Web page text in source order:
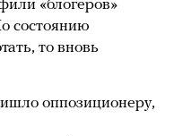
«блогеров»
состоянию
то вновь
оппозиционеру,